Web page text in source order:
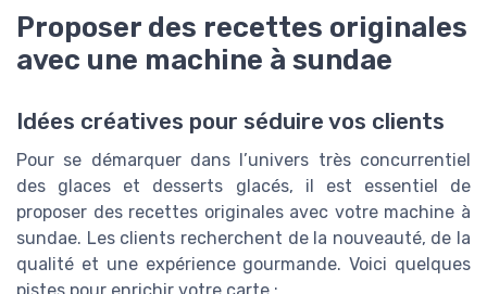
Proposer des recettes originales
avec une machine à sundae
Idées créatives pour séduire vos clients
Pour se démarquer dans l’univers très concurrentiel
des glaces et desserts glacés, il est essentiel de
proposer des recettes originales avec votre machine à
sundae. Les clients recherchent de la nouveauté, de la
qualité et une expérience gourmande. Voici quelques
pistes pour enrichir votre carte :